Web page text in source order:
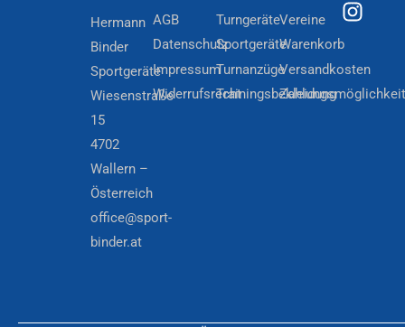
Hermann
Binder
Sportgeräte
Wiesenstraße
15
4702
Wallern –
Österreich
office@sport-
binder.at
AGB
Datenschutz
Impressum
Widerrufsrecht
Turngeräte
Sportgeräte
Turnanzüge
Trainingsbekleidung
Vereine
Warenkorb
Versandkosten